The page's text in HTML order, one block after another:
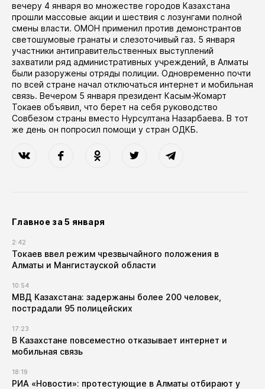
вечеру 4 января во множестве городов Казахстана
прошли массовые акции и шествия с лозунгами полной
смены власти. ОМОН применил против демонстрантов
светошумовые гранаты и слезоточивый газ. 5 января
участники антиправительственных выступлений
захватили ряд административных учреждений, в Алматы
были разоружены отряды полиции. Одновременно почти
по всей стране начал отключаться интернет и мобильная
связь. Вечером 5 января президент Касым-Жомарт
Токаев объявил, что берет на себя руководство
Совбезом страны вместо Нурсултана Назарбаева. В тот
же день он попросил помощи у стран ОДКБ.
Главное за 5 января
2:42
Токаев ввел режим чрезвычайного положения в
Алматы и Мангистауской области
10:54
МВД Казахстана: задержаны более 200 человек,
пострадали 95 полицейских
17:23
В Казахстане повсеместно отказывает интернет и
мобильная связь
18:19
РИА «Новости»: протестующие в Алматы отбирают у